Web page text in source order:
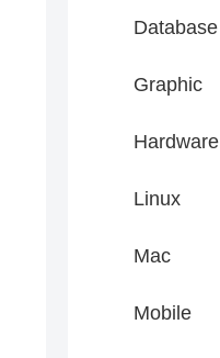
Database
Graphic
Hardware
Linux
Mac
Mobile